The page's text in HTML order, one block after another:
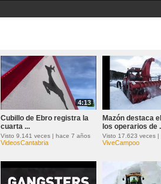
4:13
Cubillo de Ebro registra la
cuarta ...
Visto 9.141 veces | hace 7 años
VideosCantabria
Mazón destaca
los operarios de
Visto 17.623 veces
ViveCampoo